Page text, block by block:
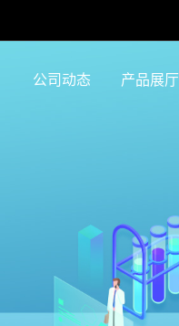
公司动态 产品展厅